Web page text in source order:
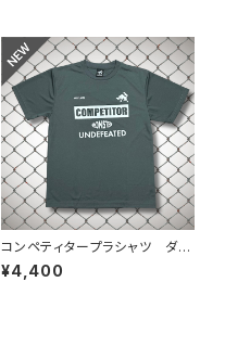
コンペティタープラシャツ ダー
クグレーホワイト
¥4,400